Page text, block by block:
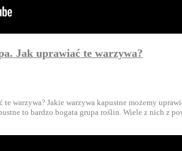
Jak uprawiać te warzywa?
te warzywa? Jakie warzywa kapustne możemy
to bardzo bogata grupa roślin. Wiele z nich z